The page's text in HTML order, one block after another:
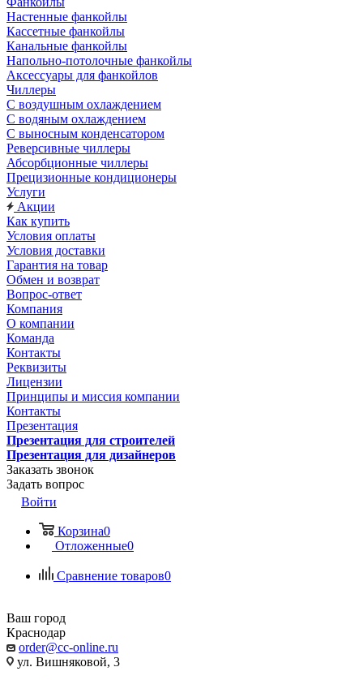
Настенные фанкойлы
Кассетные фанкойлы
Канальные фанкойлы
Напольно-потолочные фанкойлы
Аксессуары для фанкойлов
Чиллеры
С воздушным охлаждением
С водяным охлаждением
С выносным конденсатором
Реверсивные чиллеры
Абсорбционные чиллеры
Прецизионные кондиционеры
Услуги
Акции
Как купить
Условия оплаты
Условия доставки
Гарантия на товар
Обмен и возврат
Вопрос-ответ
Компания
О компании
Команда
Контакты
Реквизиты
Лицензии
Принципы и миссия компании
Контакты
Презентация
Презентация для строителей
Презентация для дизайнеров
Заказать звонок
Задать вопрос
Войти
Корзина0
Отложенные0
Сравнение товаров0
Ваш город
Краснодар
order@cc-online.ru
ул. Вишняковой, 3